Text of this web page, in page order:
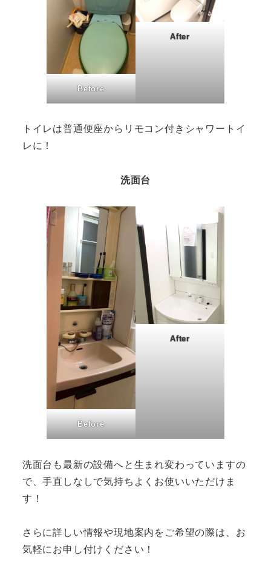
Before
After
トイレは普通便座からリモコン付きシャワートイ
レに！
洗面台
Before
After
洗面台も最新の設備へと生まれ変わっていますの
で、手直しなしで気持ちよくお使いいただけま
す！
さらに詳しい情報や現地案内をご希望の際は、お
気軽にお申し付けください！